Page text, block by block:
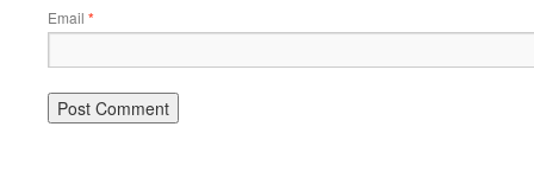
Email *